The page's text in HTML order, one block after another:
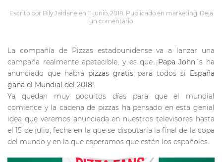
Escrito por Bily Jaidaneen 11 junio, 2018. Publicado en marketing. Deja
un comentario
La compañía de Pizzas estadounidense va a lanzar una
campaña realmente apetecible, y es que ¡Papa John´s ha
anunciado que habrá pizzas gratis para todos si España
gana el Mundial del 2018!
Ya quedan muy poquitos días para que el mundial
comience y la cadena de pizzas ha pensado en esta genial
idea que veremos anunciada en nuestros televisores hasta
el 15 de julio, fecha en la que se disputaría la final de la copa
del mundo y en la que esperamos que estén los españoles.